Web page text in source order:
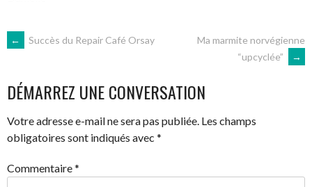
NAVIGATION
DES
ARTICLES
← Succès du Repair Café Orsay
Ma marmite norvégienne
“upcyclée”
→
DÉMARREZ UNE CONVERSATION
Votre adresse e-mail ne sera pas publiée. Les champs
obligatoires sont indiqués avec *
Commentaire*